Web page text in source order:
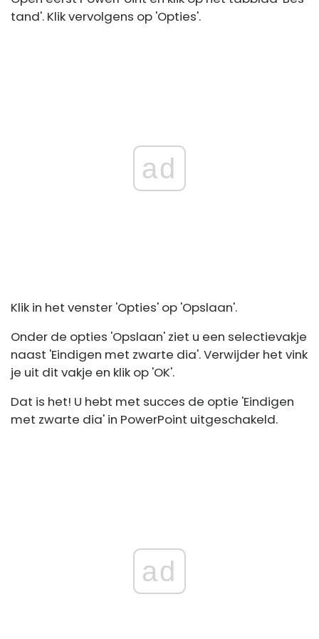
tand'. Klik vervolgens op 'Opties'.
ad
Klik in het venster 'Opties' op 'Opslaan'.
Onder de opties 'Opslaan' ziet u een selectievakje
naast 'Eindigen met zwarte dia'. Verwijder het vink
je uit dit vakje en klik op 'OK'.
Dat is het! U hebt met succes de optie 'Eindigen
met zwarte dia' in PowerPoint uitgeschakeld.
ad